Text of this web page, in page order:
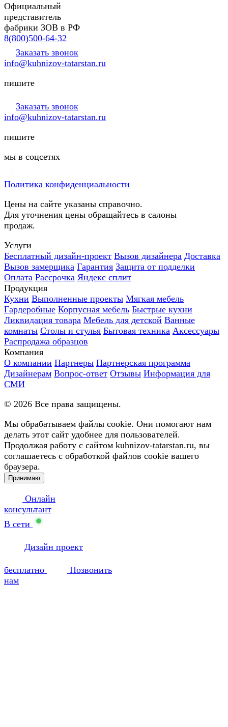
Официальный
представитель
фабрики ЗОВ в РФ
8(800)500-64-32
Заказать звонок
info@kuhnizov-tatarstan.ru
пишите
Заказать звонок
info@kuhnizov-tatarstan.ru
пишите
мы в соцсетях
Политика конфиденциальности
Цены на сайте указаны справочно.
Для уточнения цены обращайтесь в салоны
продаж.
Услуги
Бесплатный дизайн-проект Вызов дизайнера Доставка
Вызов замерщика Гарантия Защита от подделки
Оплата Рассрочка Яндекс сплит
Продукция
Кухни Выполненные проекты Мягкая мебель
Гардеробные Корпусная мебель Быстрые кухни
Ликвидация товара Мебель для детской Ванные
комнаты Столы и стулья Бытовая техника Аксессуары
Распродажа образцов
Компания
О компании Партнеры Партнерская программа
Дизайнерам Вопрос-ответ Отзывы Информация для
СМИ
© 2026 Все права защищены.
Мы обрабатываем файлы cookie. Они помогают нам
делать этот сайт удобнее для пользователей.
Продолжая работу с сайтом kuhnizov-tatarstan.ru, вы
соглашаетесь с обработкой файлов cookie вашего
браузера.
Принимаю
Онлайн
консультант
В сети
Дизайн проект
бесплатно
Позвонить
нам